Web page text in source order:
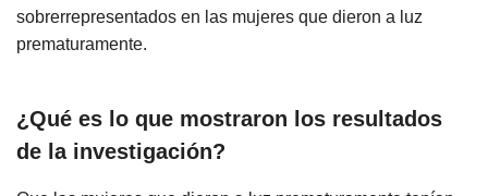
sobrerrepresentados en las mujeres que dieron a luz
prematuramente.
¿Qué es lo que mostraron los resultados
de la investigación?